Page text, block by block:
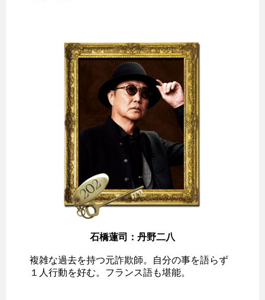
石橋蓮司：丹野二八
複雑な過去を持つ元詐欺師。自分の事を語らず
１人行動を好む。フランス語も堪能。